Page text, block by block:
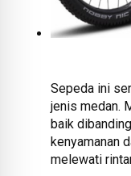
Sepeda ini
jenis medan.
baik
kenyamanan
melewati